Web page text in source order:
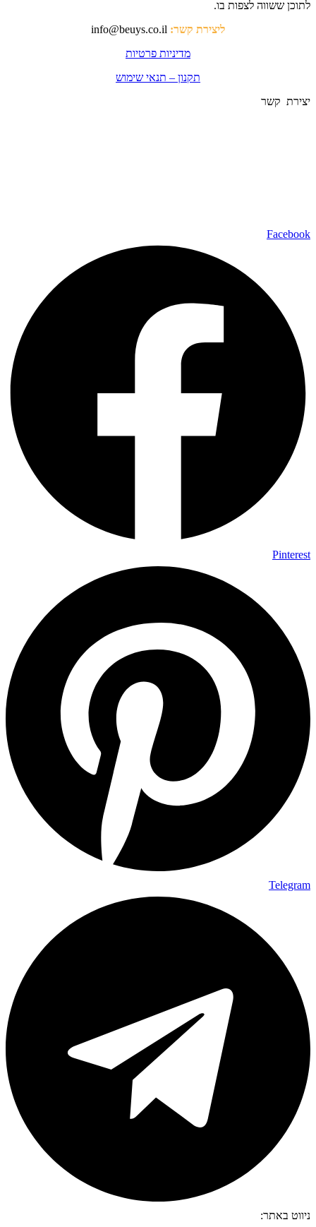
לתוכן ששווה לצפות בו.
ליצירת קשר:
מדיניות פרטיות
תקנון – תנאי שימוש
יצירת קשר
Facebook
Pinterest
Telegram
ניווט באתר: